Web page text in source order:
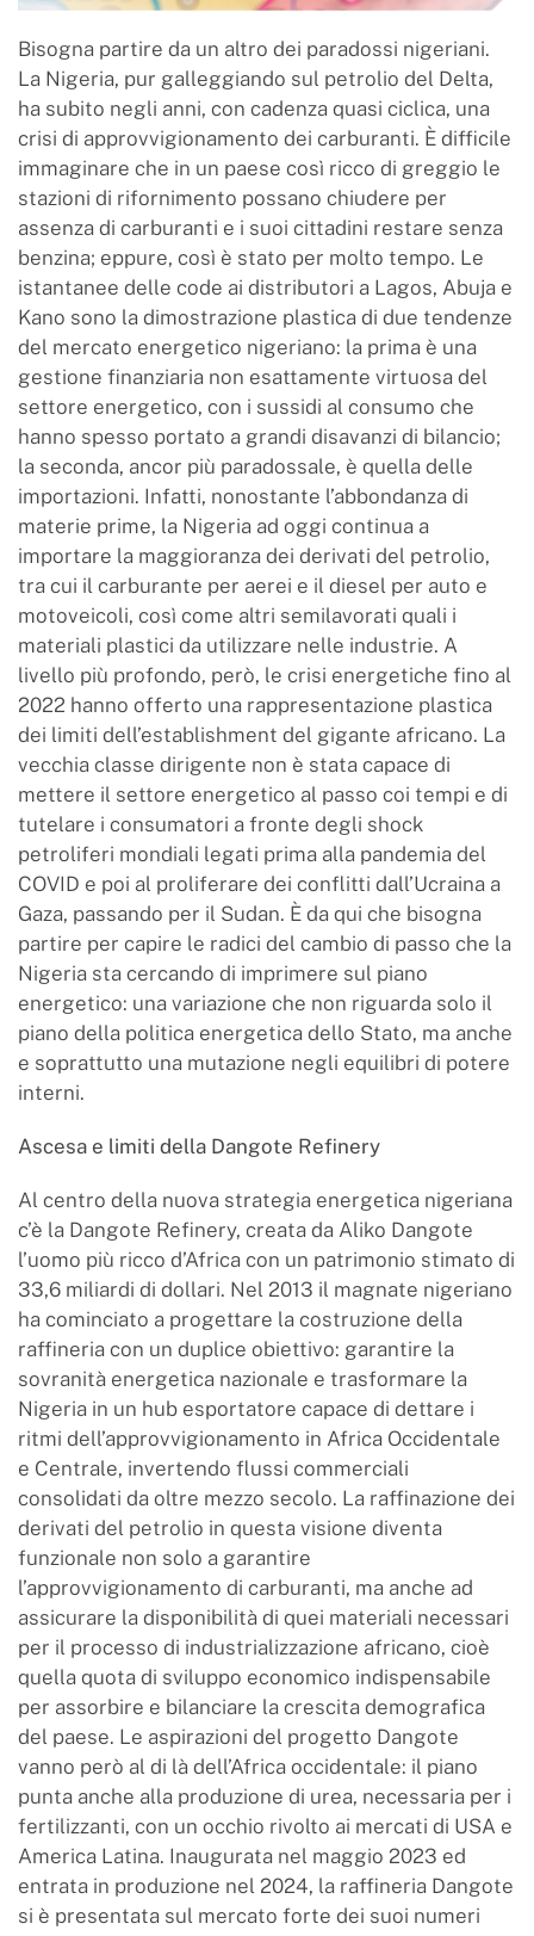
Bisogna partire da un altro dei paradossi nigeriani.
La Nigeria, pur galleggiando sul petrolio del Delta,
ha subito negli anni, con cadenza quasi ciclica, una
crisi di approvvigionamento dei carburanti. È difficile
immaginare che in un paese così ricco di greggio le
stazioni di rifornimento possano chiudere per
assenza di carburanti e i suoi cittadini restare senza
benzina; eppure, così è stato per molto tempo. Le
istantanee delle code ai distributori a Lagos, Abuja e
Kano sono la dimostrazione plastica di due tendenze
del mercato energetico nigeriano: la prima è una
gestione finanziaria non esattamente virtuosa del
settore energetico, con i sussidi al consumo che
hanno spesso portato a grandi disavanzi di bilancio;
la seconda, ancor più paradossale, è quella delle
importazioni. Infatti, nonostante l’abbondanza di
materie prime, la Nigeria ad oggi continua a
importare la maggioranza dei derivati del petrolio,
tra cui il carburante per aerei e il diesel per auto e
motoveicoli, così come altri semilavorati quali i
materiali plastici da utilizzare nelle industrie. A
livello più profondo, però, le crisi energetiche fino al
2022 hanno offerto una rappresentazione plastica
dei limiti dell’establishment del gigante africano. La
vecchia classe dirigente non è stata capace di
mettere il settore energetico al passo coi tempi e di
tutelare i consumatori a fronte degli shock
petroliferi mondiali legati prima alla pandemia del
COVID e poi al proliferare dei conflitti dall’Ucraina a
Gaza, passando per il Sudan. È da qui che bisogna
partire per capire le radici del cambio di passo che la
Nigeria sta cercando di imprimere sul piano
energetico: una variazione che non riguarda solo il
piano della politica energetica dello Stato, ma anche
e soprattutto una mutazione negli equilibri di potere
interni.
Ascesa e limiti della Dangote Refinery
Al centro della nuova strategia energetica nigeriana
c’è la Dangote Refinery, creata da Aliko Dangote
l’uomo più ricco d’Africa con un patrimonio stimato di
33,6 miliardi di dollari. Nel 2013 il magnate nigeriano
ha cominciato a progettare la costruzione della
raffineria con un duplice obiettivo: garantire la
sovranità energetica nazionale e trasformare la
Nigeria in un hub esportatore capace di dettare i
ritmi dell’approvvigionamento in Africa Occidentale
e Centrale, invertendo flussi commerciali
consolidati da oltre mezzo secolo. La raffinazione dei
derivati del petrolio in questa visione diventa
funzionale non solo a garantire
l’approvvigionamento di carburanti, ma anche ad
assicurare la disponibilità di quei materiali necessari
per il processo di industrializzazione africano, cioè
quella quota di sviluppo economico indispensabile
per assorbire e bilanciare la crescita demografica
del paese. Le aspirazioni del progetto Dangote
vanno però al di là dell’Africa occidentale: il piano
punta anche alla produzione di urea, necessaria per i
fertilizzanti, con un occhio rivolto ai mercati di USA e
America Latina. Inaugurata nel maggio 2023 ed
entrata in produzione nel 2024, la raffineria Dangote
si è presentata sul mercato forte dei suoi numeri